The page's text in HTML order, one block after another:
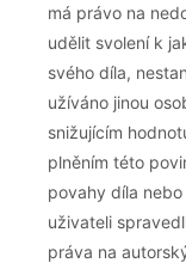
má právo na
udělit svolení k
svého díla,
užíváno jinou
snižujícím
plněním této
povahy díla
uživateli
práva na